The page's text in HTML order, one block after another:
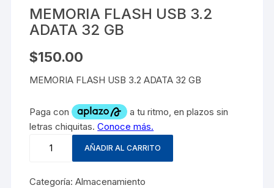
MEMORIA FLASH USB 3.2
ADATA 32 GB
$150.00
MEMORIA FLASH USB 3.2 ADATA 32 GB
AÑADIR AL CARRITO
Categoría:Almacenamiento